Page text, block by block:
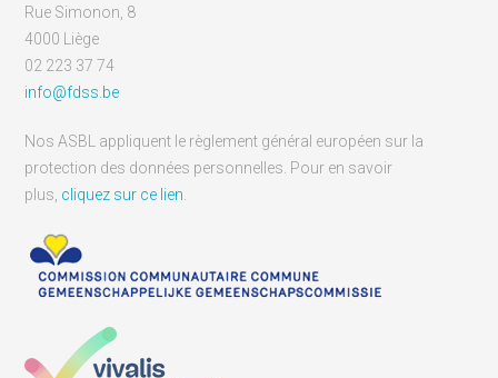
Rue Simonon, 8
4000 Liège
02 223 37 74
info@fdss.be
Nos ASBL appliquent le règlement général européen sur la
protection des données personnelles. Pour en savoir
plus, cliquez sur ce lien